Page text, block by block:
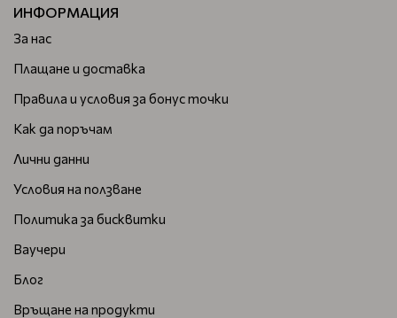
ИНФОРМАЦИЯ
За нас
Плащане и доставка
Правила и условия за бонус точки
Как да поръчам
Лични данни
Условия на ползване
Политика за бисквитки
Ваучери
Блог
Връщане на продукти